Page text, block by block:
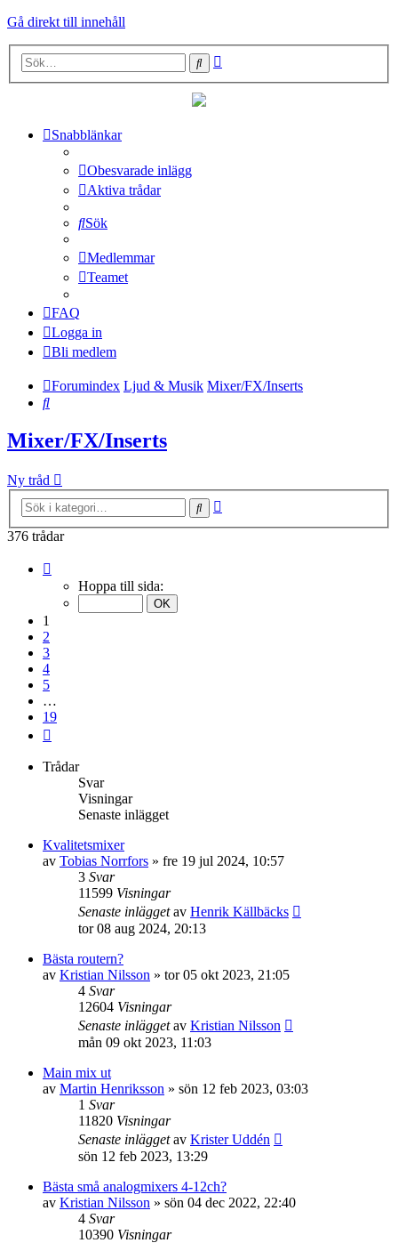
Gå direkt till innehåll
Sök
Snabblänkar
Obesvarade inlägg
Aktiva trådar
Sök
Medlemmar
Teamet
FAQ
Logga in
Bli medlem
Forumindex Ljud & Musik Mixer/FX/Inserts
Sök
Mixer/FX/Inserts
Ny tråd
Sök
376 trådar
Hoppa till sida:
1
2
3
4
5
…
19
Trådar
Svar
Visningar
Senaste inlägget
Kvalitetsmixer
av Tobias Norrfors » fre 19 jul 2024, 10:57
3 Svar
11599 Visningar
Senaste inläggetav Henrik Källbäcks
tor 08 aug 2024, 20:13
Bästa routern?
av Kristian Nilsson » tor 05 okt 2023, 21:05
4 Svar
12604 Visningar
Senaste inläggetav Kristian Nilsson
mån 09 okt 2023, 11:03
Main mix ut
av Martin Henriksson » sön 12 feb 2023, 03:03
1 Svar
11820 Visningar
Senaste inläggetav Krister Uddén
sön 12 feb 2023, 13:29
Bästa små analogmixers 4-12ch?
av Kristian Nilsson » sön 04 dec 2022, 22:40
4 Svar
10390 Visningar